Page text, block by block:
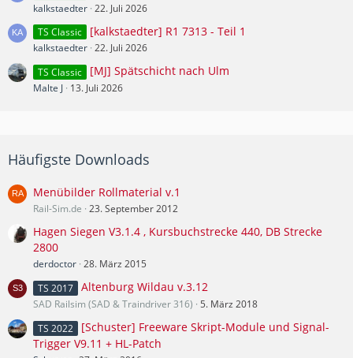
kalkstaedter 22. Juli 2026
TS Classic
[kalkstaedter] R1 7313 - Teil 1
kalkstaedter 22. Juli 2026
TS Classic
[MJ] Spätschicht nach Ulm
Malte J 13. Juli 2026
Häufigste Downloads
Menübilder Rollmaterial v.1
Rail-Sim.de 23. September 2012
Hagen Siegen V3.1.4 , Kursbuchstrecke 440, DB Strecke
2800
derdoctor 28. März 2015
TS 2017 Altenburg Wildau v.3.12
SAD Railsim (SAD & Traindriver 316) 5. März 2018
TS 2022
[Schuster] Freeware Skript-Module und Signal-
Trigger V9.11 + HL-Patch